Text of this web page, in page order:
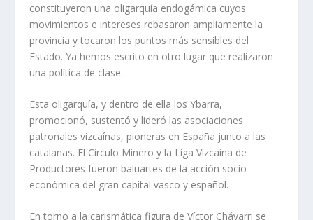
constituyeron una oligarquí­a endogámica cuyos
movimientos e intereses rebasaron ampliamente la
provincia y tocaron los puntos más sensibles del
Estado. Ya hemos escrito en otro lugar que realizaron
una polí­tica de clase.
Esta oligarquí­a, y dentro de ella los Ybarra,
promocionó, sustentó y lideró las asociaciones
patronales vizcaí­nas, pioneras en España junto a las
catalanas. El Cí­rculo Minero y la Liga Vizcaí­na de
Productores fueron baluartes de la acción socio-
económica del gran capital vasco y español.
En torno a la carismática figura de Ví­ctor Chávarri se